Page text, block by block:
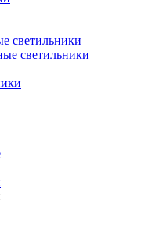
светильники
светильники